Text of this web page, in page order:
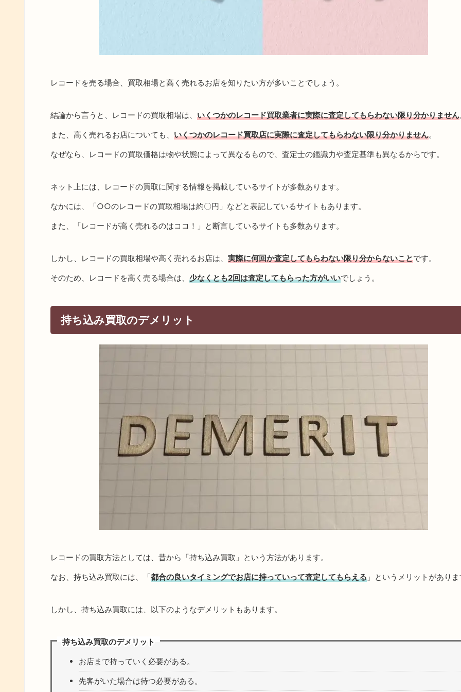
レコードを売る場合、買取相場と高く売れるお店を知りたい方が多いことでしょう。
結論から言うと、レコードの買取相場は、 いくつかのレコード買取業者に実際に査定してもらわない限り分かりません
また、高く売れるお店についても、 いくつかのレコード買取店に実際に査定してもらわない限り分かりません。
なぜなら、レコードの買取価格は物や状態によって異なるもので、査定士の鑑識力や査定基準も異なるからです。
ネット上には、レコードの買取に関する情報を掲載しているサイトが多数あります。
なかには、「○○のレコードの買取相場は約〇円」などと表記しているサイトもあります。
また、「レコードが高く売れるのはココ！」と断言しているサイトも多数あります。
しかし、レコードの買取相場や高く売れるお店は、 実際に何回か査定してもらわない限り分からないことです。
そのため、レコードを高く売る場合は、 少なくとも2回は査定してもらった方がいいでしょう。
持ち込み買取のデメリット
レコードの買取方法としては、昔から「持ち込み買取」という方法があります。
なお、持ち込み買取には、「都合の良いタイミングでお店に持っていって査定してもらえる 」というメリットがあり
しかし、持ち込み買取には、以下のようなデメリットもあります。
持ち込み買取のデメリット
お店まで持っていく必要がある。
先客がいた場合は待つ必要がある。